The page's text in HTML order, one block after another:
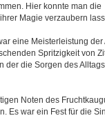
Hier konnte man die
Magie verzaubern
eine Meisterleistung der
Spritzigkeit von
der die Sorgen des
Noten des
Es war ein Fest für die